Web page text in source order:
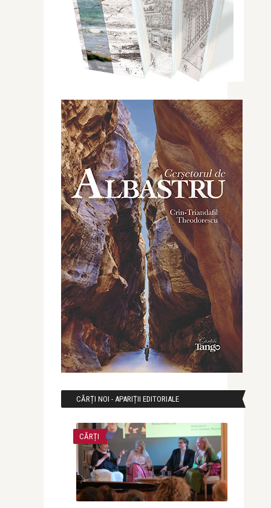
CĂRȚI NOI - APARIȚII EDITORIALE
CĂRȚI